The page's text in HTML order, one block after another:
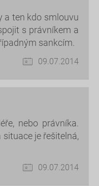
a ten kdo smlouvu
s právníkem a
sankcím.
09.07.2014
nebo právníka.
je řešitelná,
09.07.2014